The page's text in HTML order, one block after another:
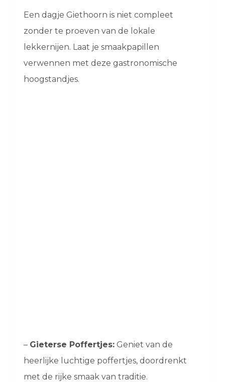
Een dagje Giethoorn is niet compleet
zonder te proeven van de lokale
lekkernijen. Laat je smaakpapillen
verwennen met deze gastronomische
hoogstandjes.
– Gieterse Poffertjes:Geniet van de
heerlijke luchtige poffertjes, doordrenkt
met de rijke smaak van traditie.